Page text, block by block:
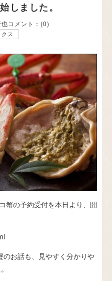
しました。
コメント： (0)
ス
の予約受付を本日より、開
のお話も、見やすく分かりや